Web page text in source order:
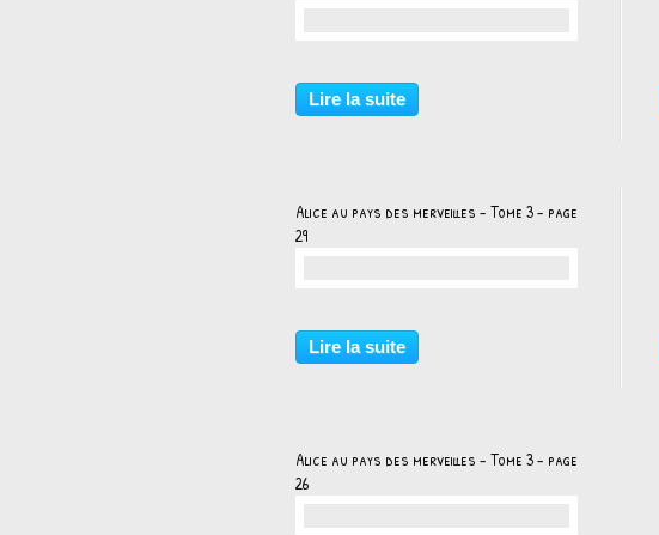
Lire la suite
Alice au pays des merveilles - Tome 3 - page
29
Lire la suite
Alice au pays des merveilles - Tome 3 - page
26